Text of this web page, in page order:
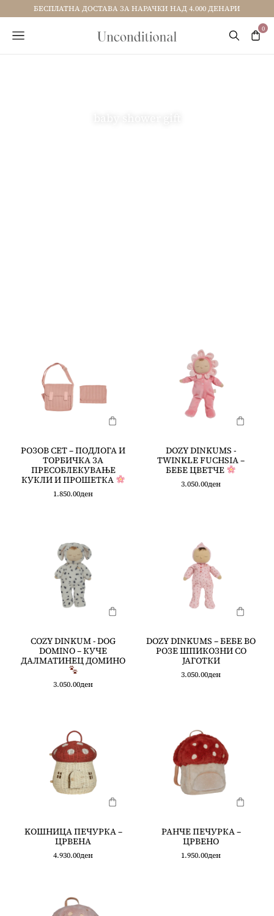
БЕСПЛАТНА ДОСТАВА ЗА НАРАЧКИ НАД 4.000 ДЕНАРИ
РОЗОВ СЕТ – ПОДЛОГА И
ТОРБИЧКА ЗА
ПРЕСОБЛЕКУВАЊЕ
КУКЛИ И ПРОШЕТКА
1.850.00ден
DOZY DINKUMS -
TWINKLE FUCHSIA –
БЕБЕ ЦВЕТЧЕ
3.050.00ден
COZY DINKUM - DOG
DOMINO – КУЧЕ
ДАЛМАТИНЕЦ ДОМИНО
3.050.00ден
DOZY DINKUMS – БЕБЕ ВО
РОЗЕ ШПИКОЗНИ СО
ЈАГОТКИ
3.050.00ден
KOШНИЦА ПЕЧУРКА –
ЦРВЕНА
4.930.00ден
РАНЧЕ ПЕЧУРКА –
ЦРВЕНО
1.950.00ден